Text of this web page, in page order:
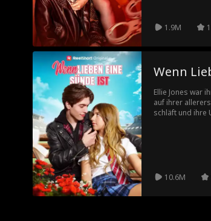
1.9M
Wenn
Ellie Jones war
auf ihrer
schläft und ihre
10.6M